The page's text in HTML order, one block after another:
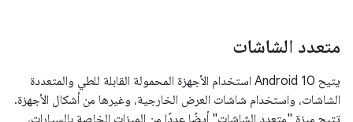
متعدد الشاشات
يتيح Android 10 استخدام الأجهزة المحمولة القابلة للطي والمتعددة
الشاشات، واستخدام شاشات العرض الخارجية، وغيرها من أشكال الأجهزة.
تتيح ميزة "متعدد الشاشات" أيضًا عددًا من الميزات الخاصة بالسيارات،